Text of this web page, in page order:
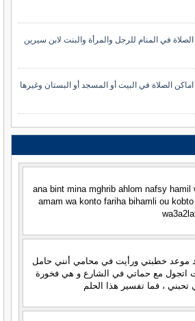
في المنام للرجل والمرأة والبنت لابن سيرين
الصلاة في البيت أو المسجد أو البستان وغيرها
ana bint mina mghrib ahlom nafsy hamil
amam wa konto fariha bihamli ou
موعد خطبتي ورأيت في محامي أنني حامل
اتجول مع حماتي في الشارع و هي فخورة
، فما تفسير هذا الحلم